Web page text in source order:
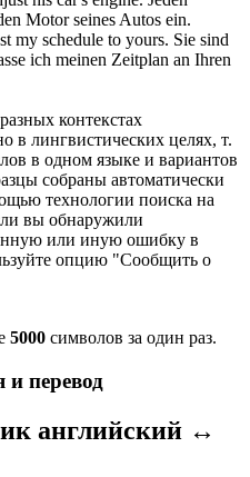
Motor seines Autos ein.
my schedule to yours. Sie sind
ich meinen Zeitplan an Ihren
контекстах
в лингвистических целях, т.
в одном языке и вариантов
собраны автоматически
технологии поиска на
вы обнаружили
или иную ошибку в
опцию "Сообщить о
5000 символов за один раз.
перевод
английский ↔